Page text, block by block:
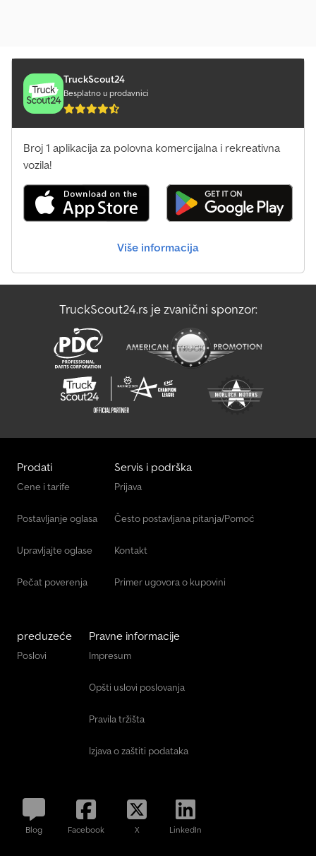
TruckScout24
Besplatno u prodavnici
Broj 1 aplikacija za polovna komercijalna i rekreativna
vozila!
Više informacija
TruckScout24.rs je zvanični sponzor:
Prodati
Cene i tarife
Postavljanje oglasa
Upravljajte oglase
Pečat poverenja
Servis i podrška
Prijava
Često postavljana pitanja/Pomoć
Kontakt
Primer ugovora o kupovini
preduzeće
Poslovi
Pravne informacije
Impresum
Opšti uslovi poslovanja
Pravila tržišta
Izjava o zaštiti podataka
Blog Facebook X LinkedIn